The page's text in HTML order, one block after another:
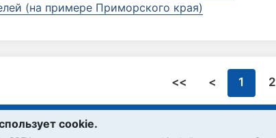
(на примере Приморского края)
<< < 1 2
cookie.